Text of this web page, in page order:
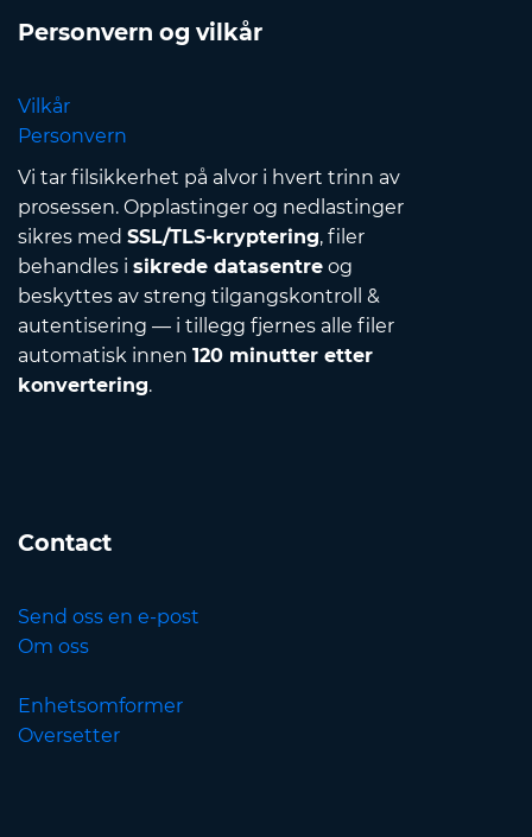
Personvern og vilkår
Vilkår
Personvern
Vi tar filsikkerhet på alvor i hvert trinn av
prosessen. Opplastinger og nedlastinger
sikres med SSL/TLS-kryptering, filer
behandles i sikrede datasentre og
beskyttes av streng tilgangskontroll &
autentisering — i tillegg fjernes alle filer
automatisk innen 120 minutter etter
konvertering.
Contact
Send oss en e-post
Om oss
Enhetsomformer
Oversetter